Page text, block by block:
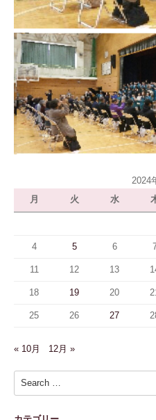
2024
月
火 水
4 5 6
11 12 13
18 19 20
25 26 27
« 10月 12月 »
Search for: